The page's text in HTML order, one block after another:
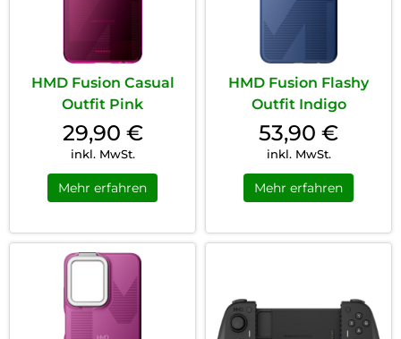
HMD Fusion Casual
Outfit Pink
29,90 €
inkl. MwSt.
Mehr erfahren
HMD Fusion Flashy
Outfit Indigo
53,90 €
inkl. MwSt.
Mehr erfahren